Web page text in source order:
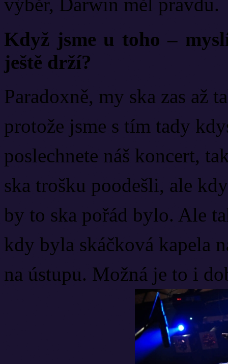
Když jsme u toho –
ještě drží?
Paradoxně, my ska zas až
protože jsme s tím tady
poslechnete náš koncert,
ska trošku poodešli, ale
by to ska pořád bylo. Ale
kdy byla skáčková kapela
na ústupu. Možná je to i